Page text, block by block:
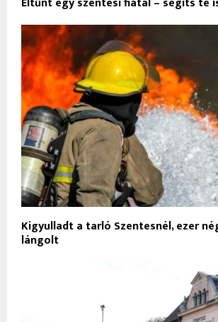
Kigyulladt a tarló Szentesnél, ezer
lángolt